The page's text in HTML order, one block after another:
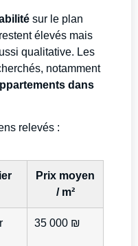
sur le plan
élevés mais
qualitative. Les
notamment
dans
relevés :
Prix moyen
/ m²
35 000 ₪